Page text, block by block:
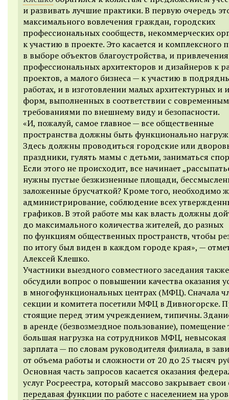
и развивать лучшие практики. В первую очередь
максимального вовлечения граждан, городских
профессиональных сообществ, некоммерческих
к участию в проекте. Это касается и комплексного
в выборе объектов благоустройства, и привлечения
профессиональных архитекторов и дизайнеров к
проектов, а малого бизнеса — к участию в
работах, и в изготовлении малых архитектурных и
форм, выполненных в соответствии с
требованиями по внешнему виду и безопасности.
«И, пожалуй, самое главное — все общественные
пространства должны быть функционально
Здесь должны проводиться городские или
праздники, гулять мамы с детьми, заниматься
Если этого не происходит, все начинает
нужны пустые безжизненные площади,
заложенные брусчаткой? Кроме того, необходимо
администрирование, соблюдение всех
графиков. В этой работе мы как власть должны
до максимального количества жителей, до разных
по функциям общественных пространств, чтобы
по итогу был виден в каждом городе края», —
Алексей Клешко.
Участники выездного совместного заседания также
обсудили вопрос о повышении качества оказания
в многофункциональных центрах (МФЦ). Сначала
секции и комитета посетили МФЦ в Дивногорске.
стоящие перед этим учреждением, типичны.
в аренде (безвозмездное пользование), помещение
большая нагрузка на сотрудников МФЦ, невысокая
зарплата — по словам руководителя филиала, в
от объема работы и сложности от 20 до 25 тысяч
Основная часть запросов касается оказания
услуг Росреестра, который массово закрывает
передавая функции по работе с населением на